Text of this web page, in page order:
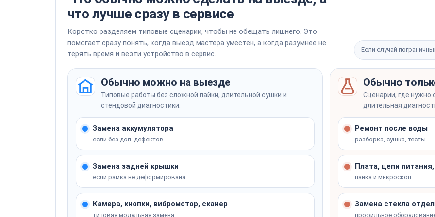
Ремонт / замена модуля NFC и Qi беспроводной зарядки
ОРИГИНАЛ от 4 200 ₽ АНАЛОГ
Не уверены, что сломалось? Мастер определит на месте
Разблокировка устройства (с сохранением данных)
Перенос данных со старого устройства (Smart Switch)
Защита гидрогелевой пленкой
Не уверены, что сломалось? Мастер определит на месте
ОРИГИНАЛ от 2 200 ₽
Не уверены, что сломалось? Мастер определит на месте
что лучше сразу в сервисе
Коротко разделяем типовые сценарии, чтобы не обещать лишнего. Это
помогает сразу понять, когда выезд мастера уместен, а когда разумнее не
терять время и везти устройство в сервис.
Если случай
Обычно можно на выезде
Типовые работы без сложной пайки, длительной сушки и
стендовой диагностики.
Замена аккумулятора
если без доп. дефектов
Замена задней крышки
если рамка не деформирована
Камера, кнопки, вибромотор, сканер
типовая модульная замена
Обычно
Сценарии, где нужно
длительная
Ремонт после воды
разборка, сушка, тесты
Плата, цепи
пайка и микроскоп
Замена стекла
профильное